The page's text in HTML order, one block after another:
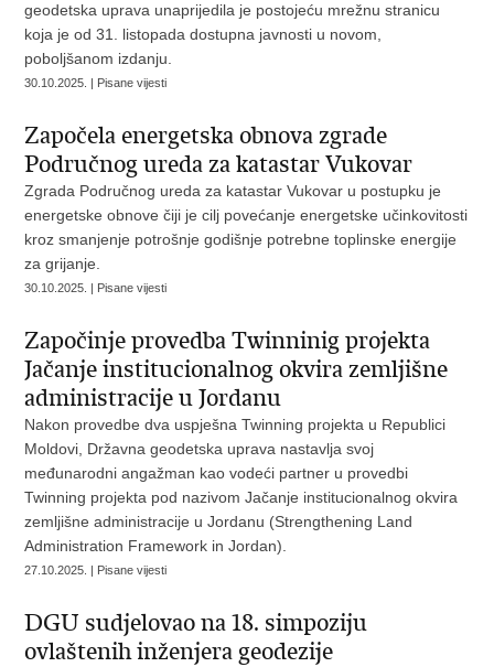
geodetska uprava unaprijedila je postojeću mrežnu stranicu
koja je od 31. listopada dostupna javnosti u novom,
poboljšanom izdanju.
30.10.2025. | Pisane vijesti
Započela energetska obnova zgrade
Područnog ureda za katastar Vukovar
Zgrada Područnog ureda za katastar Vukovar u postupku je
energetske obnove čiji je cilj povećanje energetske učinkovitosti
kroz smanjenje potrošnje godišnje potrebne toplinske energije
za grijanje.
30.10.2025. | Pisane vijesti
Započinje provedba Twinninig projekta
Jačanje institucionalnog okvira zemljišne
administracije u Jordanu
Nakon provedbe dva uspješna Twinning projekta u Republici
Moldovi, Državna geodetska uprava nastavlja svoj
međunarodni angažman kao vodeći partner u provedbi
Twinning projekta pod nazivom Jačanje institucionalnog okvira
zemljišne administracije u Jordanu (Strengthening Land
Administration Framework in Jordan).
27.10.2025. | Pisane vijesti
DGU sudjelovao na 18. simpoziju
ovlaštenih inženjera geodezije